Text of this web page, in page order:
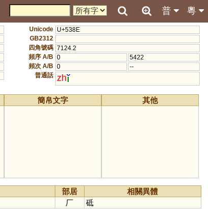
粵
普
Unicode U+538E
GB2312
四角號碼 7124.2
頻序 A/B 0
5422
頻次 A/B 0
--
普通話 zh
簡帛文字 其他
部居
相關異體
厂 砥